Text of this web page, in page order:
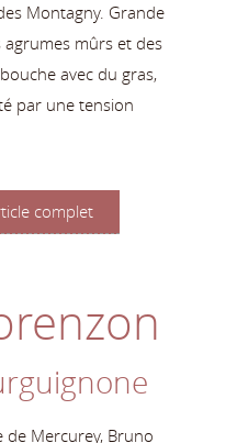
Montagny. Grande
mûrs et des
avec du gras,
par une tension
complet
Mercurey, Bruno